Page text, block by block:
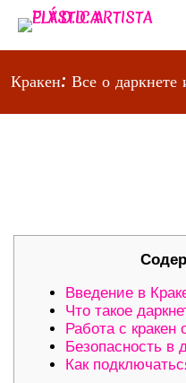
Кракен: Все о
Введение в
Что такое
Работа с кракен
Безопасность в
Как